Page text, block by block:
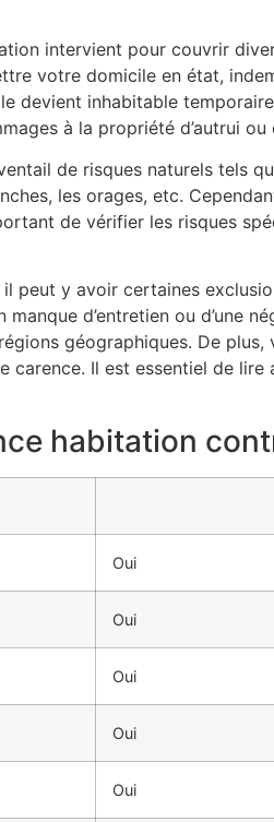
intervient pour couvrir
votre domicile en état,
devient inhabitable
à la propriété d’autrui ou
de risques naturels tels
les orages, etc.
de vérifier les risques
peut y avoir certaines
d’entretien ou d’une
géographiques. De
Il est essentiel de
habitation
Oui
Oui
Oui
Oui
Oui